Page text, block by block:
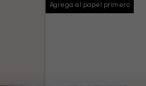
Agrega el papel primero